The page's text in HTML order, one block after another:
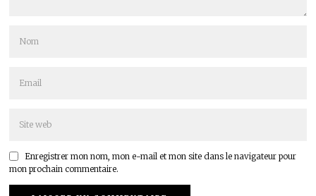
Enregistrer mon nom, mon e-mail et mon site dans le navigateur pour
mon prochain commentaire.